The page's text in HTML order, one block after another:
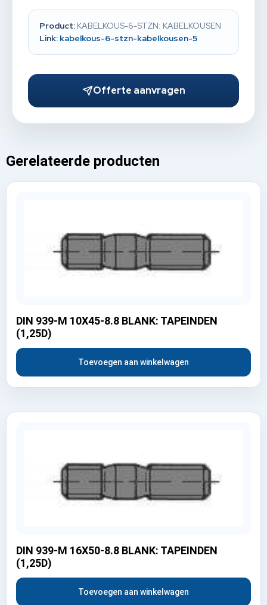
Product: KABELKOUS-6-STZN: KABELKOUSEN
Link: kabelkous-6-stzn-kabelkousen-5
Offerte aanvragen
Gerelateerde producten
DIN 939-M 10X45-8.8 BLANK: TAPEINDEN
(1,25D)
Toevoegen aan winkelwagen
DIN 939-M 16X50-8.8 BLANK: TAPEINDEN
(1,25D)
Toevoegen aan winkelwagen